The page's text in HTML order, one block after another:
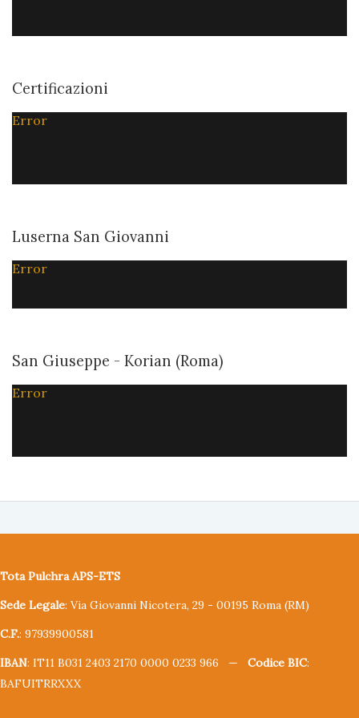
Certificazioni
Error
Luserna San Giovanni
Error
San Giuseppe - Korian (Roma)
Error
Tota Pulchra APS-ETS
Sede Legale: Via Giovanni Nicotera, 29 - 00195 Roma (RM)
C.F.: 97939900581
IBAN: IT11 B031 2403 2170 0000 0233 966 — Codice BIC:
BAFUITRRXXX